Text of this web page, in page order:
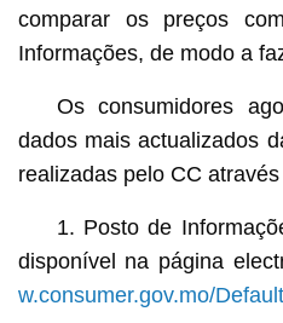
comparar os preços
Informações, de modo a
Os consumidores
dados mais actualizados
realizadas pelo CC
1. Posto de
disponível na página
w.consumer.gov.mo/